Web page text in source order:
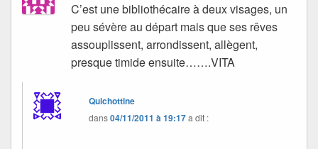
C’est une bibliothécaire à deux visages, un
peu sévère au départ mais que ses rêves
assouplissent, arrondissent, allègent,
presque timide ensuite…….VITA
Quichottine
dans04/11/2011 à 19:17a dit :